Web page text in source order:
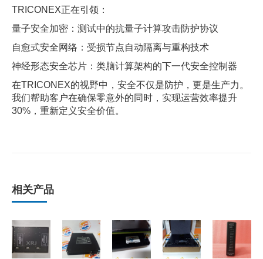
TRICONEX正在引领：
量子安全加密：测试中的抗量子计算攻击防护协议
自愈式安全网络：受损节点自动隔离与重构技术
神经形态安全芯片：类脑计算架构的下一代安全控制器
在TRICONEX的视野中，安全不仅是防护，更是生产力。
我们帮助客户在确保零意外的同时，实现运营效率提升
30%，重新定义安全价值。
相关产品